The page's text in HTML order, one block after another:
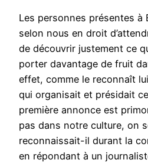
Les personnes présentes à
selon nous en droit
de découvrir justement ce
porter davantage de fruit
effet, comme le reconnaît
qui organisait et présidait
première annonce est
pas dans notre culture, on
reconnaissait-il durant la
en répondant à un